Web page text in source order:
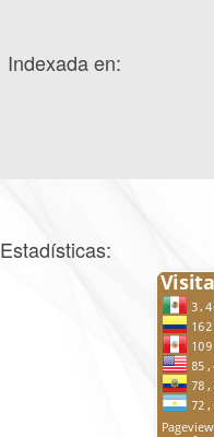
Indexada en:
Estadísticas: